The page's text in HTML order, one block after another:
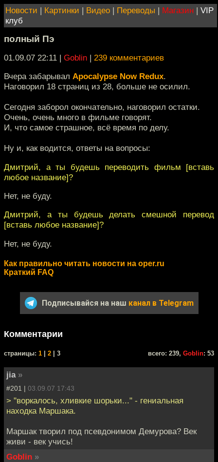
Новости | Картинки | Видео | Переводы | Магазин | VIP
клуб
полный Пэ
01.09.07 22:11 | Goblin | 239 комментариев
Вчера забарывал Apocalypse Now Redux.
Наговорил 18 страниц из 28, больше не осилил.
Сегодня заборол окончательно, наговорил остатки.
Очень, очень много в фильме говорят.
И, что самое страшное, всё время по делу.
Ну и, как водится, ответы на вопросы:
Дмитрий, а ты будешь переводить фильм [вставь
любое название]?
Нет, не буду.
Дмитрий, а ты будешь делать смешной перевод
[вставь любое название]?
Нет, не буду.
Как правильно читать новости на oper.ru
Краткий FAQ
Подписывайся на наш канал в Telegram
Комментарии
cтраницы: 1 | 2 | 3 всего: 239, Goblin: 53
jia »
#201 | 03.09.07 17:43
> "воркалось, хливкие шорьки..." - гениальная
находка Маршака.
Маршак творил под псевдонимом Демурова? Век
живи - век учись!
Goblin »